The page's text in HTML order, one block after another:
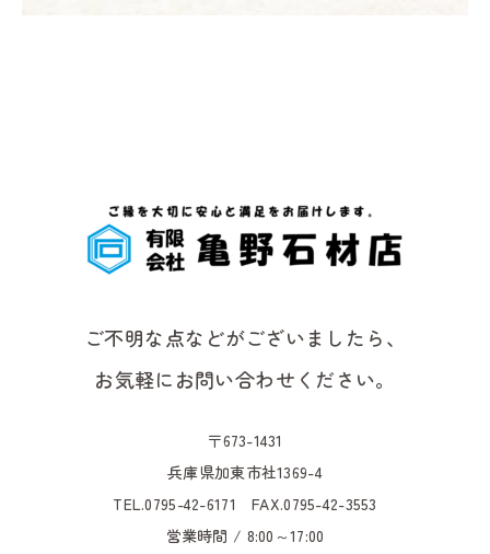
ご不明な点などがございましたら、
お気軽にお問い合わせください。
〒673-1431
兵庫県加東市社1369-4
TEL.0795-42-6171
FAX.0795-42-3553
営業時間 / 8:00～17:00